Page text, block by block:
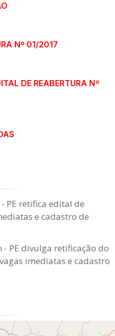
Nº 01/2017
DE REABERTURA Nº
PE retifica edital de
e cadastro de
- PE divulga retificação do
imediatas e cadastro